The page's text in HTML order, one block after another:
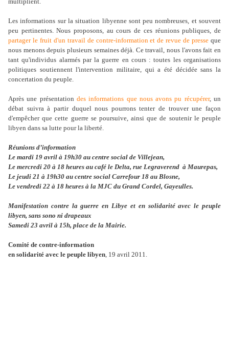
Les informations sur la situation libyenne sont peu nombreuses, et souvent
peu pertinentes. Nous proposons, au cours de ces réunions publiques, de
partager le fruit d'un travail de contre-information et de revue de presse que
nous menons depuis plusieurs semaines déjà. Ce travail, nous l'avons fait en
tant qu'individus alarmés par la guerre en cours : toutes les organisations
politiques soutiennent l'intervention militaire, qui a été décidée sans la
concertation du peuple.
Après une présentation des informations que nous avons pu récupérer, un
débat suivra à partir duquel nous pourrons tenter de trouver une façon
d'empêcher que cette guerre se poursuive, ainsi que de soutenir le peuple
libyen dans sa lutte pour la liberté.
Réunions d’information
Le mardi 19 avril à 19h30 au centre social de Villejean,
Le mercredi 20 à 18 heures au café le Delta, rue Legraverend à Maurepas,
Le jeudi 21 à 19h30 au centre social Carrefour 18 au Blosne,
Le vendredi 22 à 18 heures à la MJC du Grand Cordel, Gayeulles.
Manifestation contre la guerre en Libye et en solidarité avec le peuple
libyen, sans sono ni drapeaux
Samedi 23 avril à 15h, place de la Mairie.
Comité de contre-information
en solidarité avec le peuple libyen, 19 avril 2011.